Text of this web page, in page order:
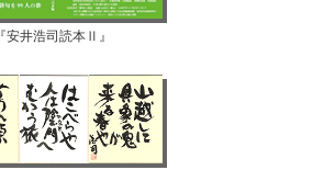
『安井浩司読本Ⅱ』